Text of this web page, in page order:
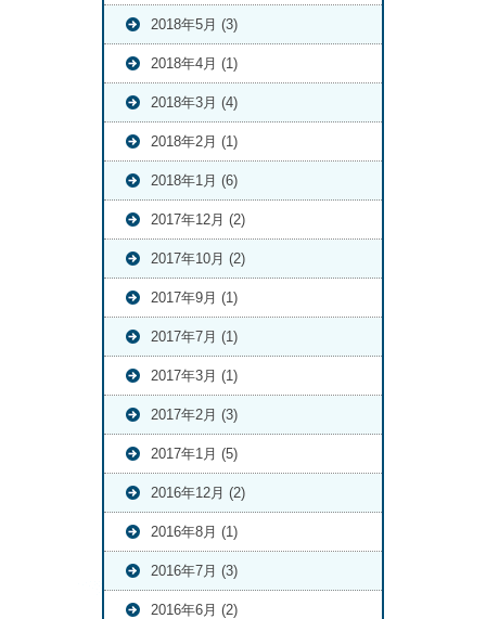
2018年5月 (3)
2018年4月 (1)
2018年3月 (4)
2018年2月 (1)
2018年1月 (6)
2017年12月 (2)
2017年10月 (2)
2017年9月 (1)
2017年7月 (1)
2017年3月 (1)
2017年2月 (3)
2017年1月 (5)
2016年12月 (2)
2016年8月 (1)
2016年7月 (3)
2016年6月 (2)